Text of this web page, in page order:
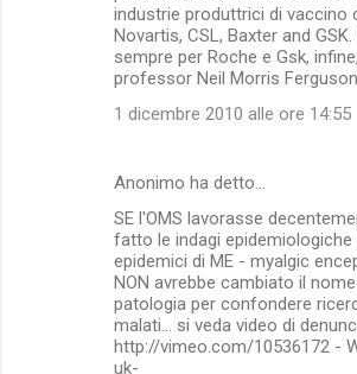
industrie produttrici di vaccino
Novartis, CSL, Baxter and
sempre per Roche e Gsk,
professor Neil Morris Ferguson.
1 dicembre 2010 alle ore 14:55
Anonimo ha detto…
SE l'OMS lavorasse
fatto le indagi epidemiologiche
epidemici di ME - myalgic
NON avrebbe cambiato il
patologia per confondere
malati... si veda video di
http://vimeo.com/10536172 -
uk-